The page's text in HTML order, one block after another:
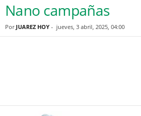
Nano campañas
Por JUAREZ HOY - jueves, 3 abril, 2025, 04:00